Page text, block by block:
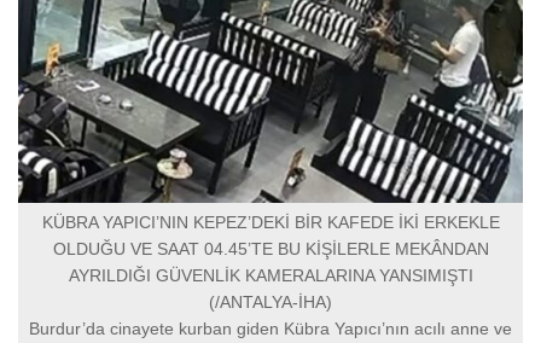
KÜBRA YAPICI’NIN KEPEZ’DEKİ BİR KAFEDE İKİ ERKEKLE
OLDUĞU VE SAAT 04.45’TE BU KİŞİLERLE MEKÂNDAN
AYRILDIĞI GÜVENLİK KAMERALARINA YANSIMIŞTI
(/ANTALYA-İHA)
Burdur’da cinayete kurban giden Kübra Yapıcı’nın acılı anne ve